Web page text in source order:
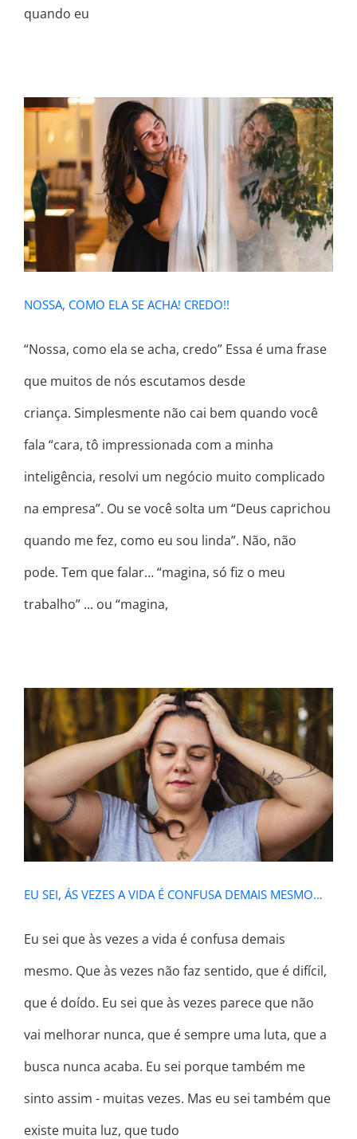
quando eu
NOSSA, COMO ELA SE ACHA!
CREDO!!
NOSSA, COMO ELA SE ACHA! CREDO!!
“Nossa, como ela se acha, credo” Essa é uma frase
que muitos de nós escutamos desde
criança. Simplesmente não cai bem quando você
fala “cara, tô impressionada com a minha
inteligência, resolvi um negócio muito complicado
na empresa”. Ou se você solta um “Deus caprichou
quando me fez, como eu sou linda”. Não, não
pode. Tem que falar… “magina, só fiz o meu
trabalho” ... ou “magina,
EU SEI, ÁS VEZES A VIDA É CONFUSA
DEMAIS MESMO…
EU SEI, ÁS VEZES A VIDA É CONFUSA DEMAIS MESMO…
Eu sei que às vezes a vida é confusa demais
mesmo. Que às vezes não faz sentido, que é difícil,
que é doído. Eu sei que às vezes parece que não
vai melhorar nunca, que é sempre uma luta, que a
busca nunca acaba. Eu sei porque também me
sinto assim - muitas vezes. Mas eu sei também que
existe muita luz, que tudo